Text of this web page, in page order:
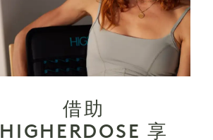
借助
HIGHERDOSE 享